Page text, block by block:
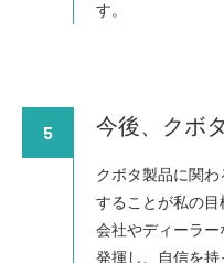
す。
5 今後、クボ
クボタ製品に関
することが私の
会社やディーラ
発揮し、自信を